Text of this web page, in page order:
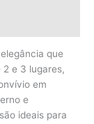
que
e 3 lugares,
em
e
ideais para